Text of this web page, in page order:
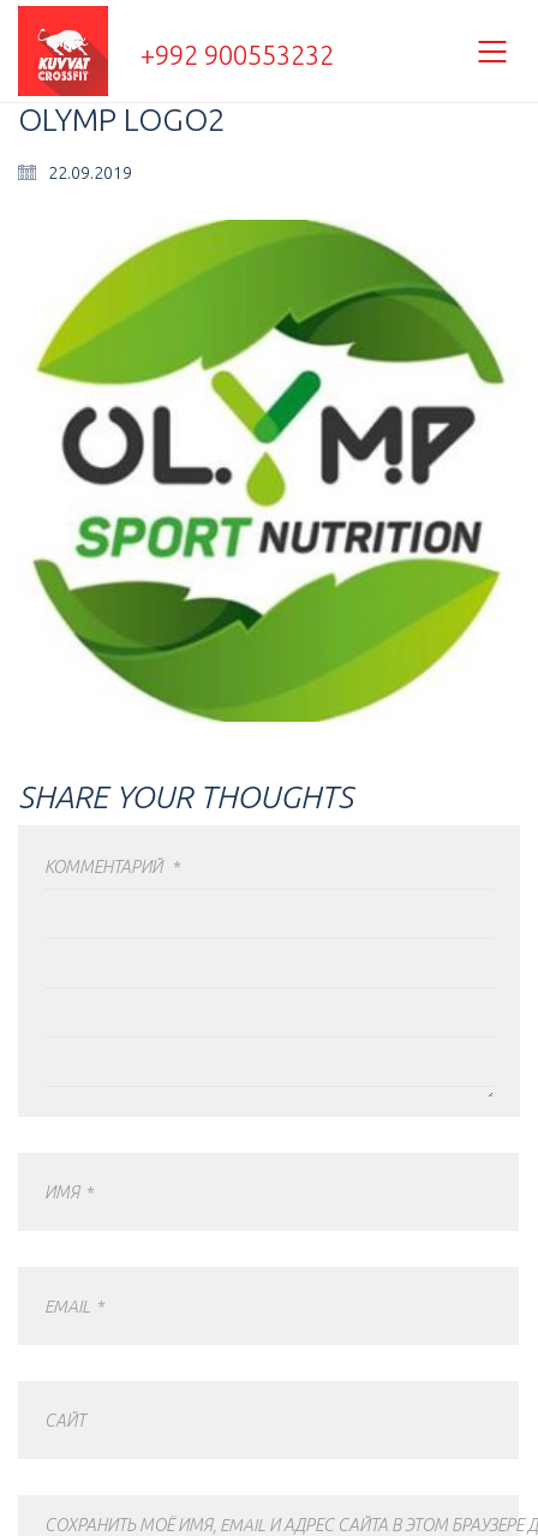
+992 900553232
OLYMP LOGO2
22.09.2019
SHARE YOUR THOUGHTS
КОММЕНТАРИЙ *
ИМЯ *
EMAIL *
САЙТ
СОХРАНИТЬ МОЁ ИМЯ, EMAIL И АДРЕС САЙТА В ЭТОМ